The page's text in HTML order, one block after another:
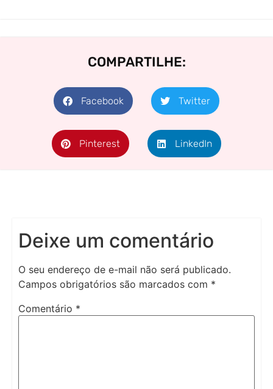
COMPARTILHE:
Facebook Twitter
Pinterest LinkedIn
Deixe um comentário
O seu endereço de e-mail não será publicado.
Campos obrigatórios são marcados com *
Comentário *